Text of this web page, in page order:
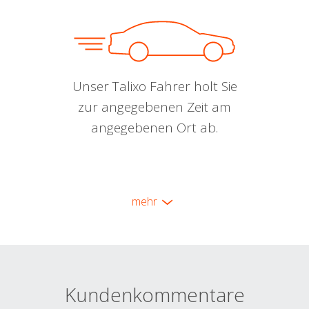
Unser Talixo Fahrer holt Sie
zur angegebenen Zeit am
angegebenen Ort ab.
mehr
Kundenkommentare